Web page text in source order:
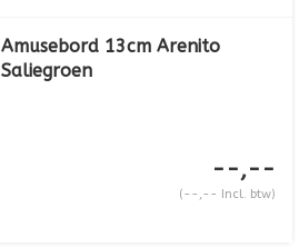
Amusebord 13cm Arenito
Saliegroen
--,--
(--,-- Incl. btw)